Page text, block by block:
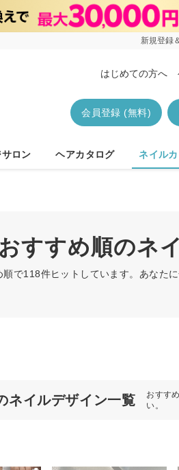
新規登録
はじめての方へ
会員登録 (無料)
ロン ヘアカタログ ネイル
すすめ順のネ
で118件ヒットしています。あなた
ネイルデザイン一覧
おすす
い。